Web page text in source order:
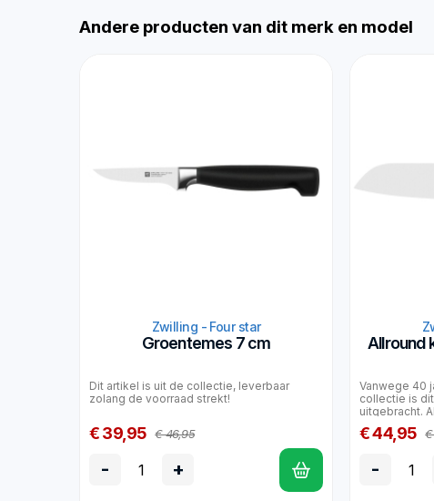
Andere producten van dit merk en model
Zwilling - Four star
Groentemes 7 cm
Dit artikel is uit de collectie, leverbaar
zolang de voorraad strekt!
€ 39,95 € 46,95
- +
Allround
Vanwege 40
collectie is
uitgebracht.
€ 44,95
-